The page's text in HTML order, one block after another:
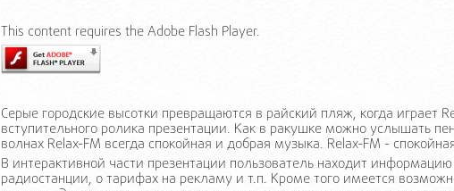
This content requires the Adobe Flash Player.
Серые городские высотки превращаются в райский пляж, когда играет
вступительного ролика презентации. Как в ракушке можно услышать
волнах Relax-FM всегда спокойная и добрая музыка. Relax-FM -
В интерактивной части презентации пользователь находит
радиостанции, о тарифах на рекламу и т.п. Кроме того имеется